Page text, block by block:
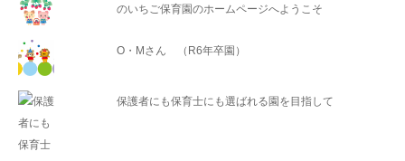
のいちご保育園のホームページへようこそ
O・Mさん （R6年卒園）
保護者にも保育士にも選ばれる園を目指して